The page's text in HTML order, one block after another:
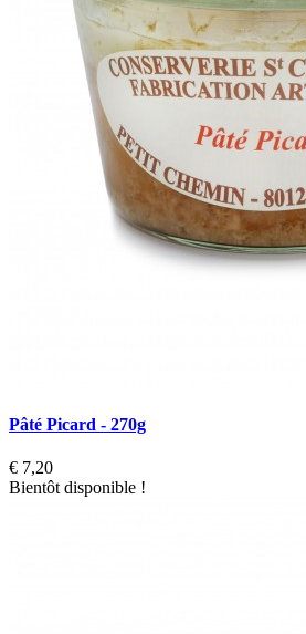
Pâté Picard - 270g
€ 7,20
Bientôt disponible !